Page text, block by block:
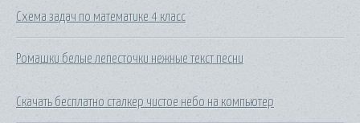
Схема задач по математике 4 класс
Ромашки белые лепесточки нежные текст песни
Скачать бесплатно сталкер чистое небо на компьютер